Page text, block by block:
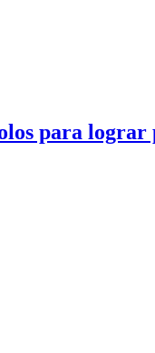
para